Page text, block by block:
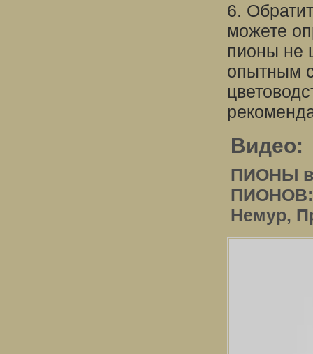
6.
можете
пионы не
опытным
Видео:
ПИОНЫ
ПИОНОВ:
Немур,